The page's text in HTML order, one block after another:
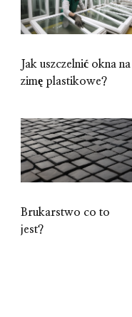
Jak uszczelnić okna na
zimę plastikowe?
Brukarstwo co to
jest?